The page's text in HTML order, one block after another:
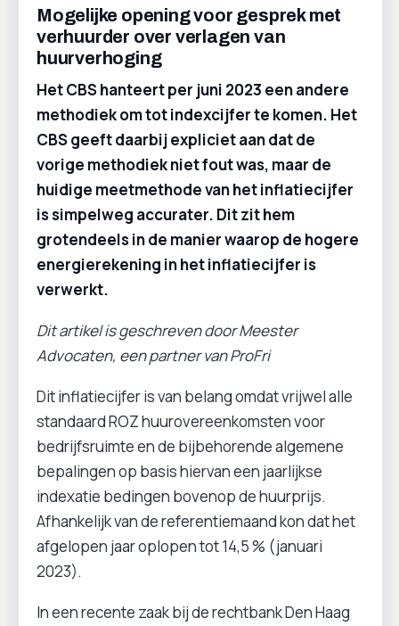
Mogelijke opening voor gesprek met
verhuurder over verlagen van
huurverhoging
Het CBS hanteert per juni 2023 een andere
methodiek om tot indexcijfer te komen. Het
CBS geeft daarbij expliciet aan dat de
vorige methodiek niet fout was, maar de
huidige meetmethode van het inflatiecijfer
is simpelweg accurater. Dit zit hem
grotendeels in de manier waarop de hogere
energierekening in het inflatiecijfer is
verwerkt.
Dit artikel is geschreven door Meester
Advocaten, een partner van ProFri
Dit inflatiecijfer is van belang omdat vrijwel alle
standaard ROZ huurovereenkomsten voor
bedrijfsruimte en de bijbehorende algemene
bepalingen op basis hiervan een jaarlijkse
indexatie bedingen bovenop de huurprijs.
Afhankelijk van de referentiemaand kon dat het
afgelopen jaar oplopen tot 14,5 % (januari
2023).
In een recente zaak bij de rechtbank Den Haag